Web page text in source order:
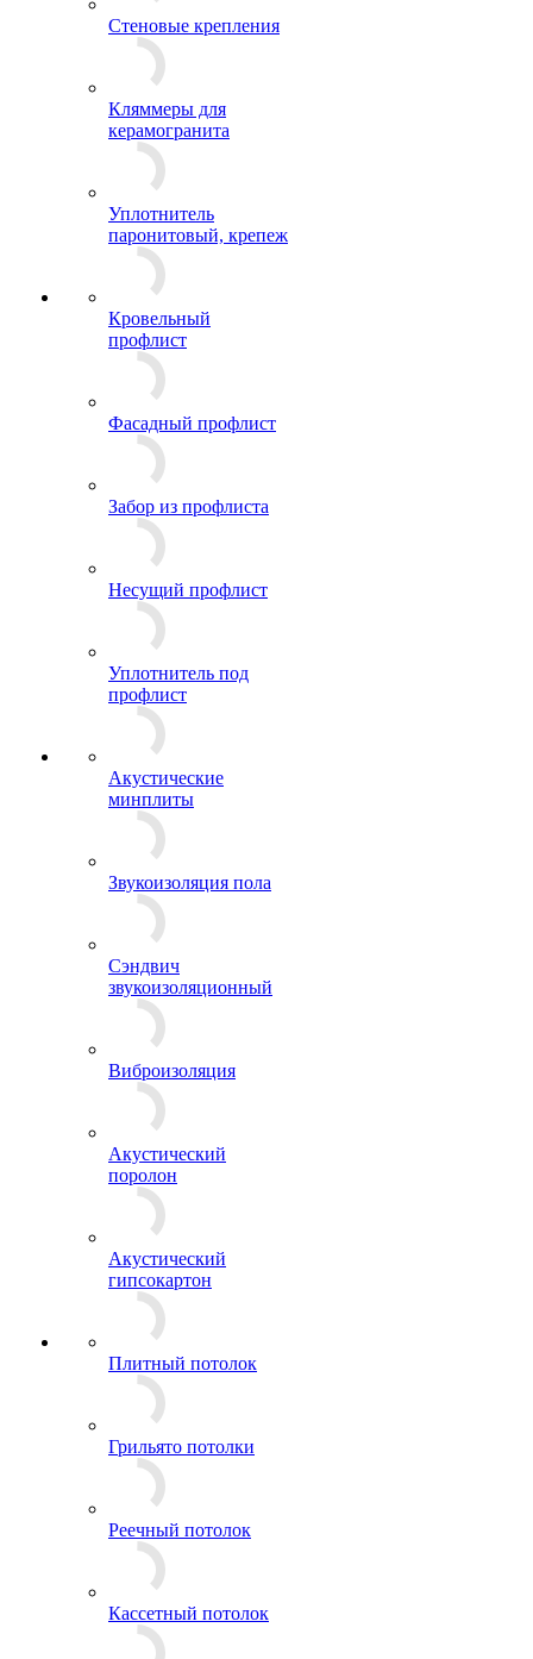
Стеновые крепления
Кляммеры для
керамогранита
Уплотнитель
паронитовый, крепеж
Кровельный
профлист
Фасадный профлист
Забор из профлиста
Несущий профлист
Уплотнитель под
профлист
Акустические
минплиты
Звукоизоляция пола
Сэндвич
звукоизоляционный
Виброизоляция
Акустический
поролон
Акустический
гипсокартон
Плитный потолок
Грильято потолки
Реечный потолок
Кассетный потолок